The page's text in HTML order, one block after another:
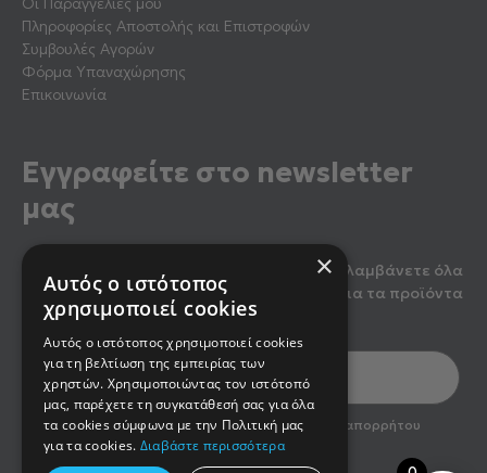
Πληροφορίες Αποστολής και Επιστροφών
Συμβουλές Αγορών
Φόρμα Υπαναχώρησης
Επικοινωνία
Εγγραφείτε στο newsletter
μας
Κάντε εγγραφή στο newsletter μας για να λαμβάνετε όλα
τα τελευταία νέα, καθώς και προσφορές για τα προϊόντα
μας.
optin2Έχω διαβάσει και αποδέχομαι την πολιτική απορρήτου
του newsletter
×
Αυτός ο ιστότοπος
χρησιμοποιεί cookies
Αυτός ο ιστότοπος χρησιμοποιεί cookies
για τη βελτίωση της εμπειρίας των
χρηστών. Χρησιμοποιώντας τον ιστότοπό
μας, παρέχετε τη συγκατάθεσή σας για όλα
τα cookies σύμφωνα με την Πολιτική μας
για τα cookies. Διαβάστε περισσότερα